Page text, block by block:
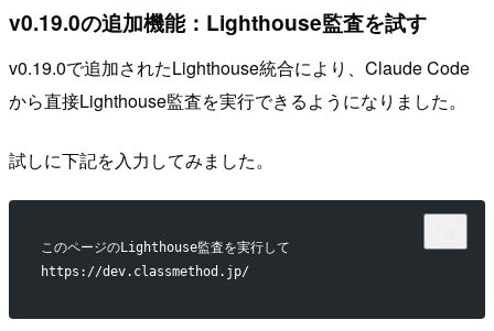
v0.19.0の追加機能：Lighthouse監査を試す
v0.19.0で追加されたLighthouse統合により、Claude Code
から直接Lighthouse監査を実行できるようになりました。
試しに下記を入力してみました。
このページのLighthouse監査を実行して
https://dev.classmethod.jp/